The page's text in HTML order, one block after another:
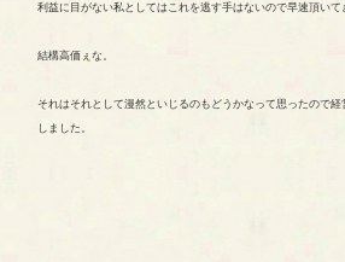
利益に目がない私としてはこれを逃す手はないので早速頂いて
結構高価ぇな。
それはそれとして漫然といじるのもどうかなって思ったので経
しました。